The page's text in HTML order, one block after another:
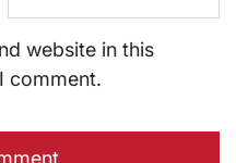
website in this
comment.